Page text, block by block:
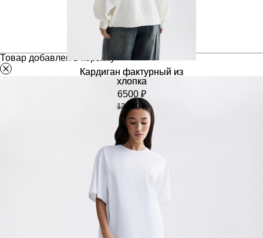
Кардиган фактурный из
хлопка
6500 ₽
13 000 ₽
Товар добавлен в корзину